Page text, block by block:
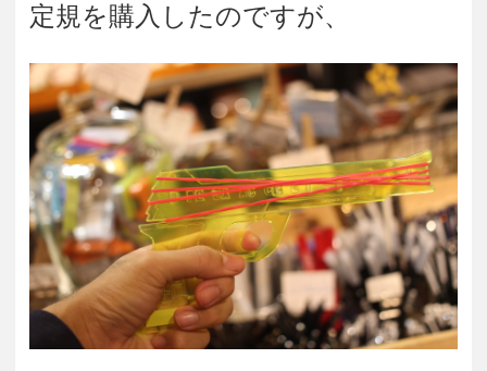
定規を購入したのですが、